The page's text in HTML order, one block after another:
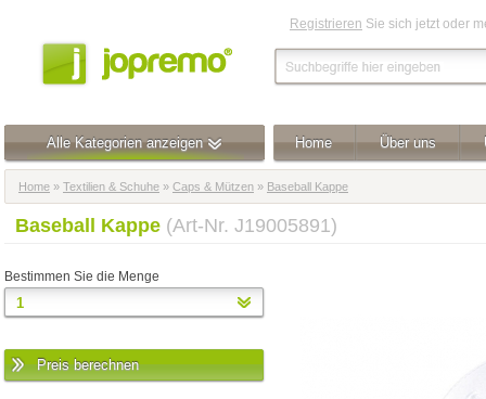
Registrieren Sie sich jetzt oder
Alle Kategorien anzeigen Home Über uns
Home » Textilien & Schuhe » Caps & Mützen » Baseball Kappe
Baseball Kappe (Art-Nr. J19005891)
Bestimmen Sie die Menge
Preis berechnen